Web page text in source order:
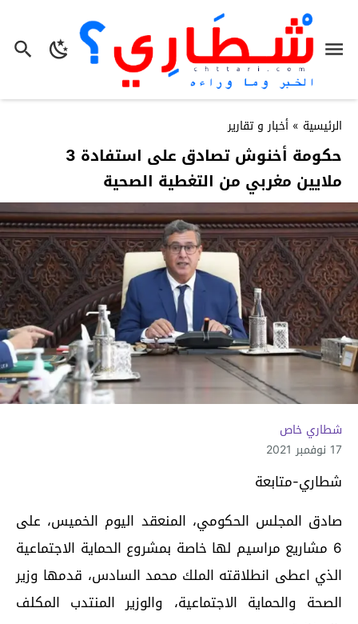
الرئيسية » أخبار و تقارير
حكومة أخنوش تصادق على استفادة 3
ملايين مغربي من التغطية الصحية
شطاري خاص
17 نوفمبر 2021
شطاري-متابعة
صادق المجلس الحكومي، المنعقد اليوم الخميس، على
6 مشاريع مراسيم لها خاصة بمشروع الحماية الاجتماعية
الذي اعطى انطلاقته الملك محمد السادس، قدمها وزير
الصحة والحماية الاجتماعية، والوزير المنتدب المكلف